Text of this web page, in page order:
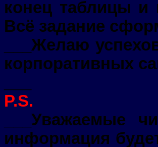
конец таблицы и
Всё задание
___Желаю
корпоративных
P.S.
___Уважаемые
информация